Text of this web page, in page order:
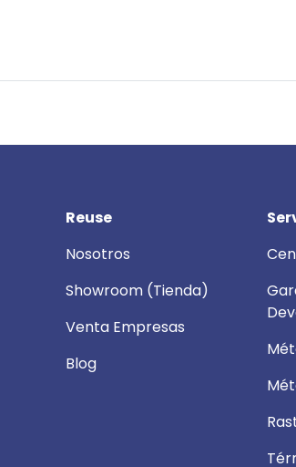
Reuse
Nosotros
Showroom (Tienda)
Venta Empresas
Blog